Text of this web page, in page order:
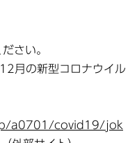
さい。
月の新型コロナウイル
a0701/covid19/jok